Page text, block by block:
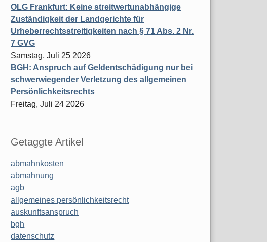
OLG Frankfurt: Keine streitwertunabhängige
Zuständigkeit der Landgerichte für
Urheberrechtsstreitigkeiten nach § 71 Abs. 2 Nr.
7 GVG
Samstag, Juli 25 2026
BGH: Anspruch auf Geldentschädigung nur bei
schwerwiegender Verletzung des allgemeinen
Persönlichkeitsrechts
Freitag, Juli 24 2026
Getaggte Artikel
abmahnkosten
abmahnung
agb
allgemeines persönlichkeitsrecht
auskunftsanspruch
bgh
datenschutz